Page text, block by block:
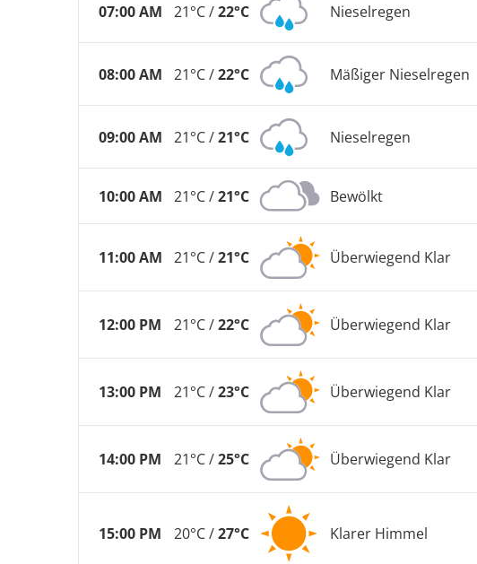
07:00 AM 21°C /22°C Nieselregen
08:00 AM 21°C /22°C Mäßiger Nieselregen
09:00 AM 21°C /21°C Nieselregen
10:00 AM 21°C /21°C Bewölkt
11:00 AM 21°C /21°C Überwiegend Klar
12:00 PM 21°C /22°C Überwiegend Klar
13:00 PM 21°C /23°C Überwiegend Klar
14:00 PM 21°C /25°C Überwiegend Klar
15:00 PM 20°C /27°C Klarer Himmel